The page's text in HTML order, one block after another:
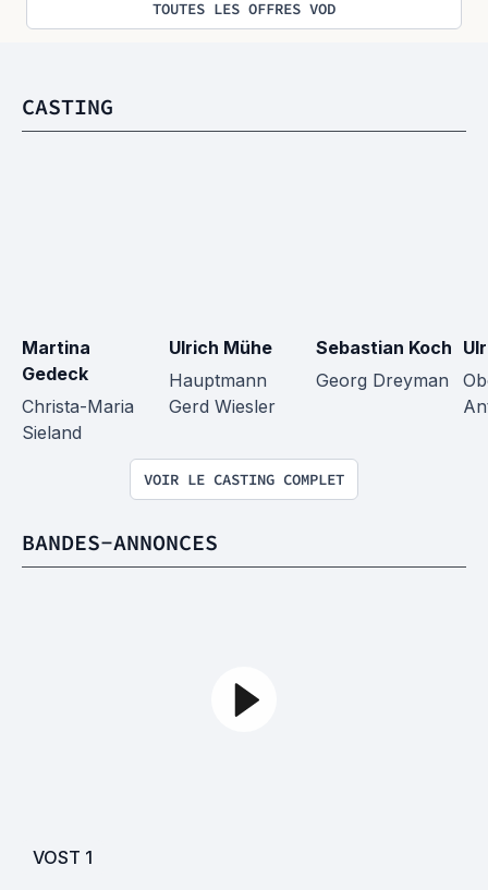
TOUTES LES OFFRES VOD
CASTING
Martina
Gedeck
Christa-Maria
Sieland
Ulrich Mühe
Hauptmann
Gerd Wiesler
Sebastian Koch
Georg Dreyman
VOIR LE CASTING COMPLET
BANDES-ANNONCES
VOST 1